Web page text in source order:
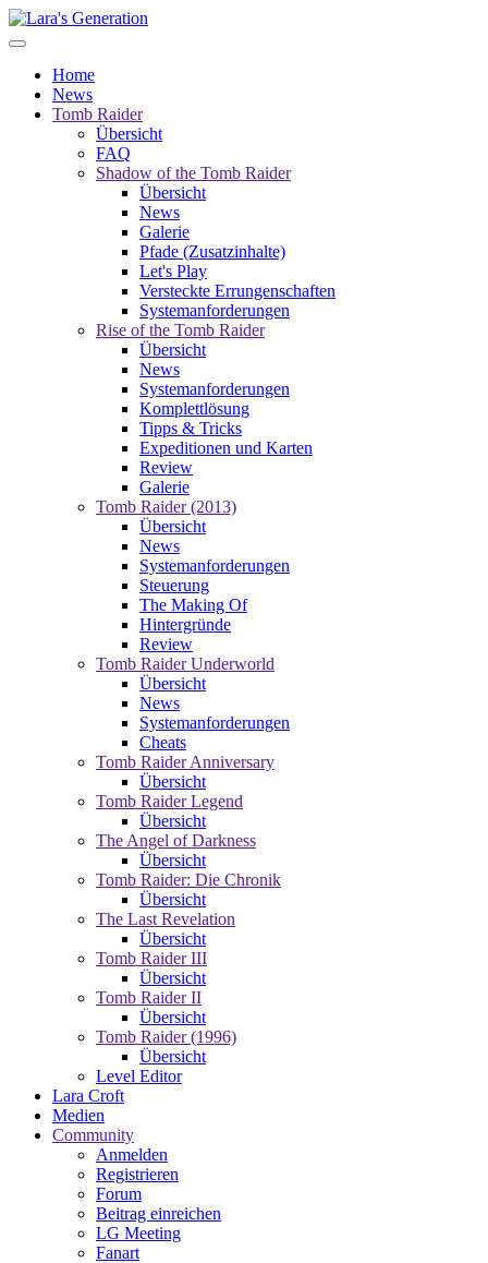
Home
News
Tomb Raider
Übersicht
FAQ
Shadow of the Tomb Raider
Übersicht
News
Galerie
Pfade (Zusatzinhalte)
Let's Play
Versteckte Errungenschaften
Systemanforderungen
Rise of the Tomb Raider
Übersicht
News
Systemanforderungen
Komplettlösung
Tipps & Tricks
Expeditionen und Karten
Review
Galerie
Tomb Raider (2013)
Übersicht
News
Systemanforderungen
Steuerung
The Making Of
Hintergründe
Review
Tomb Raider Underworld
Übersicht
News
Systemanforderungen
Cheats
Tomb Raider Anniversary
Übersicht
Tomb Raider Legend
Übersicht
The Angel of Darkness
Übersicht
Tomb Raider: Die Chronik
Übersicht
The Last Revelation
Übersicht
Tomb Raider III
Übersicht
Tomb Raider II
Übersicht
Tomb Raider (1996)
Übersicht
Level Editor
Lara Croft
Medien
Community
Anmelden
Registrieren
Forum
Beitrag einreichen
LG Meeting
Fanart